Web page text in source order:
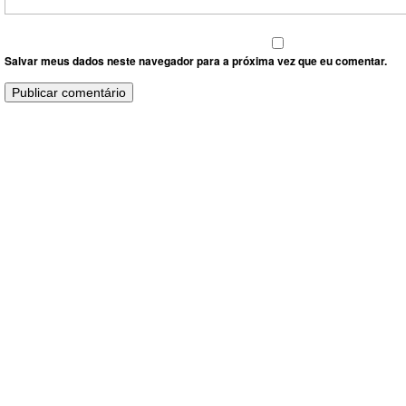
Salvar meus dados neste navegador para a próxima vez que eu comentar.